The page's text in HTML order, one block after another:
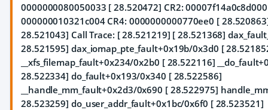
0000000080050033 [ 28.520472] CR2: 00007f14a0c8d000
000000010321c004 CR4: 0000000000770ee0 [
28.521043] Call Trace: [ 28.521219] [ 28.521368]
28.521595] dax_iomap_pte_fault+0x19b/0x3d0 [
__xfs_filemap_fault+0x234/0x2b0 [ 28.522116]
28.522334] do_fault+0x193/0x340 [ 28.522586]
__handle_mm_fault+0x2d3/0x690 [ 28.522975]
28.523259] do_user_addr_fault+0x1bc/0x6f0 [ 28.523521]